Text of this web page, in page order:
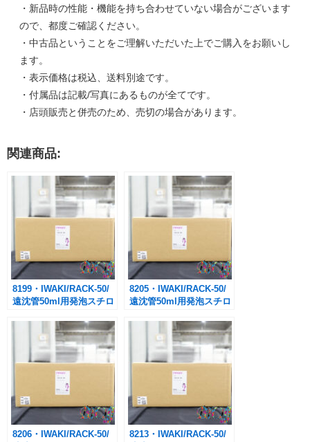
・新品時の性能・機能を持ち合わせていない場合がございます
ので、都度ご確認ください。
・中古品ということをご理解いただいた上でご購入をお願いし
ます。
・表示価格は税込、送料別途です。
・付属品は記載/写真にあるものが全てです。
・店頭販売と併売のため、売切の場合があります。
関連商品:
8199・IWAKI/RACK-50/
遠沈管50ml用発泡スチロ
8205・IWAKI/RACK-50/
遠沈管50ml用発泡スチロ
8206・IWAKI/RACK-50/
8213・IWAKI/RACK-50/